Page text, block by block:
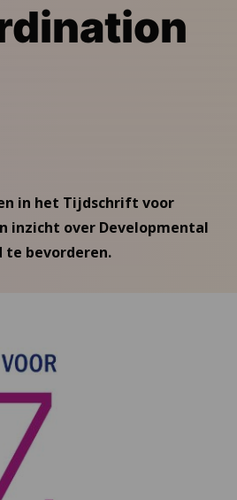
in het Tijdschrift voor
inzicht over Developmental
te bevorderen.